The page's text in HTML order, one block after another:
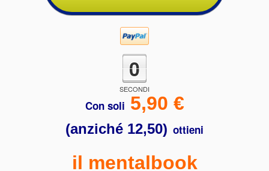
0
SECONDI
Con soli 5,90 €
(anziché 12,50) ottieni
il mentalbook